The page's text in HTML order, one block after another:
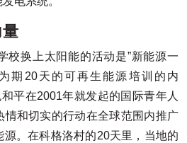
校换上太阳能的活动是”新能源一
期20天的可再生能源培训的内
和平在2001年就发起的国际青年人
情和切实的行动在全球范围内推广
源。在科格洛村的20天里，当地的